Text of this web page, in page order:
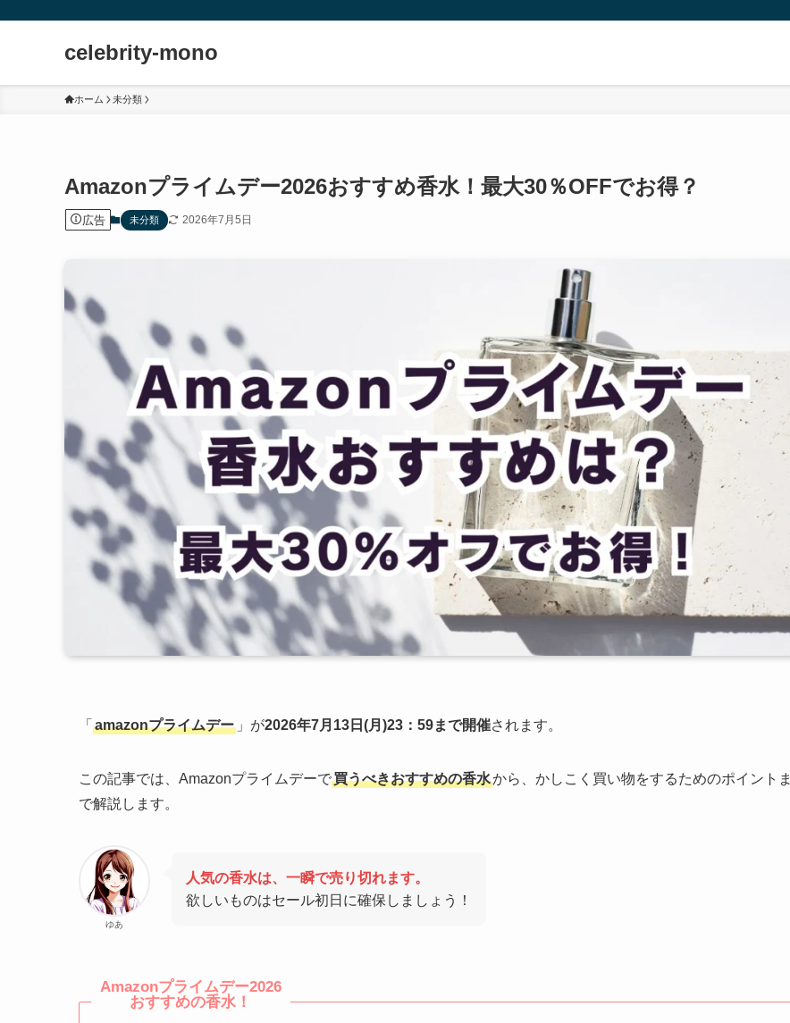
celebrity-mono
ホーム 未分類
Amazonプライムデー2026おすすめ香水！最大30％OFFでお得？
広告 未分類 2026年7月5日
「 amazonプライムデー 」が2026年7月13日(月)23：59まで開催されます。
この記事では、Amazonプライムデーで買うべきおすすめの香水から、かしこく買い物をするためのポイントま
で解説します。
ゆあ
人気の香水は、一瞬で売り切れます。
欲しいものはセール初日に確保しましょう！
Amazonプライムデー2026
おすすめの香水！